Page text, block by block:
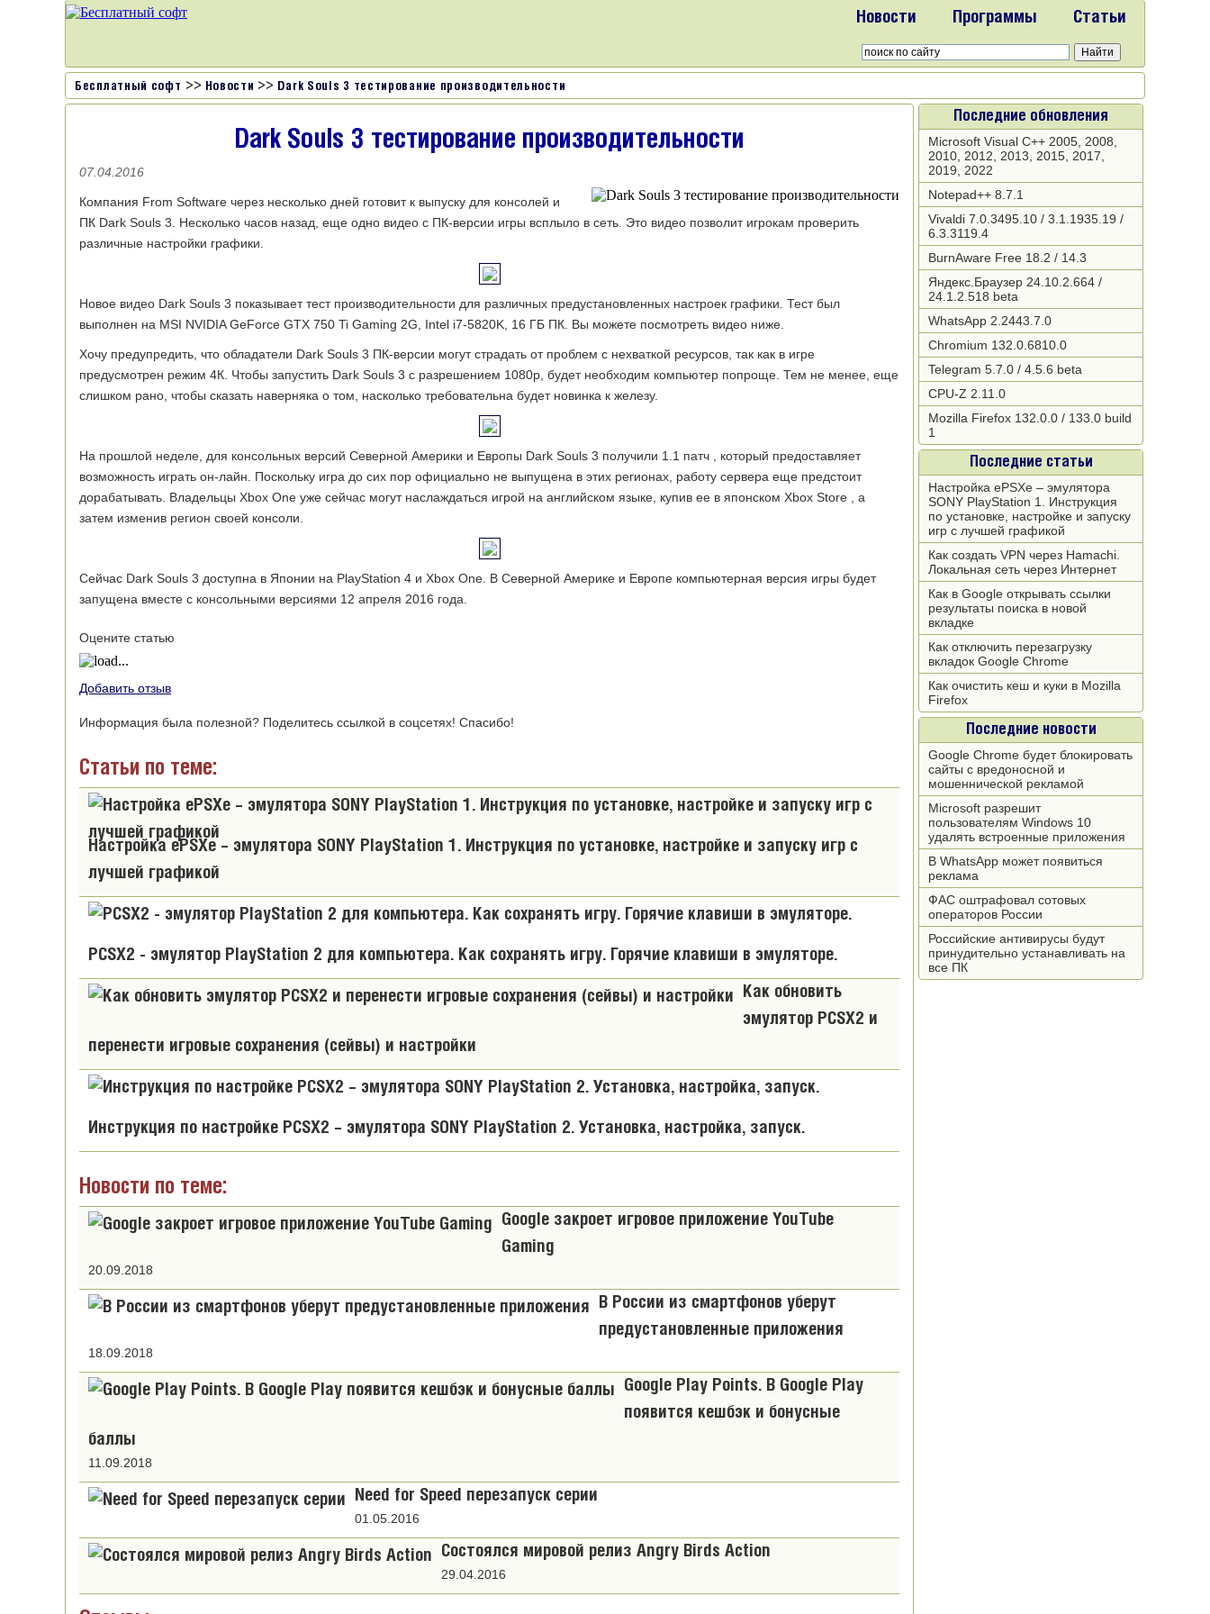
Новости Программы Статьи
Бесплатный софт >> Новости >> Dark Souls 3 тестирование производительности
Dark Souls 3 тестирование производительности
07.04.2016
Компания From Software через несколько дней готовит к выпуску для консолей и
ПК Dark Souls 3. Несколько часов назад, еще одно видео с ПК-версии игры всплыло в сеть. Это видео позволит игрокам проверить
различные настройки графики.
Новое видео Dark Souls 3 показывает тест производительности для различных предустановленных настроек графики. Тест был
выполнен на MSI NVIDIA GeForce GTX 750 Ti Gaming 2G, Intel i7-5820K, 16 ГБ ПК. Вы можете посмотреть видео ниже.
Хочу предупредить, что обладатели Dark Souls 3 ПК-версии могут страдать от проблем с нехваткой ресурсов, так как в игре
предусмотрен режим 4К. Чтобы запустить Dark Souls 3 с разрешением 1080p, будет необходим компьютер попроще. Тем не менее, еще
слишком рано, чтобы сказать наверняка о том, насколько требовательна будет новинка к железу.
На прошлой неделе, для консольных версий Северной Америки и Европы Dark Souls 3 получили 1.1 патч , который предоставляет
возможность играть он-лайн. Поскольку игра до сих пор официально не выпущена в этих регионах, работу сервера еще предстоит
дорабатывать. Владельцы Xbox One уже сейчас могут наслаждаться игрой на английском языке, купив ее в японском Xbox Store , а
затем изменив регион своей консоли.
Сейчас Dark Souls 3 доступна в Японии на PlayStation 4 и Xbox One. В Северной Америке и Европе компьютерная версия игры будет
запущена вместе с консольными версиями 12 апреля 2016 года.
Оцените статью
Добавить отзыв
Информация была полезной? Поделитесь ссылкой в соцсетях! Спасибо!
Статьи по теме:
Настройка ePSXe – эмулятора SONY PlayStation 1. Инструкция по установке, настройке и запуску игр с
лучшей графикой
PCSX2 - эмулятор PlayStation 2 для компьютера. Как сохранять игру. Горячие клавиши в эмуляторе.
Как обновить
эмулятор PCSX2 и
перенести игровые сохранения (сейвы) и настройки
Инструкция по настройке PCSX2 – эмулятора SONY PlayStation 2. Установка, настройка, запуск.
Новости по теме:
Google закроет игровое приложение YouTube
Gaming
20.09.2018
В России из смартфонов уберут
предустановленные приложения
18.09.2018
Google Play Points. В Google Play
появится кешбэк и бонусные
баллы
11.09.2018
Need for Speed перезапуск серии
01.05.2016
Состоялся мировой релиз Angry Birds Action
29.04.2016
Последние обновления
Microsoft Visual C++ 2005, 2008,
2010, 2012, 2013, 2015, 2017,
2019, 2022
Notepad++ 8.7.1
Vivaldi 7.0.3495.10 / 3.1.1935.19 /
6.3.3119.4
BurnAware Free 18.2 / 14.3
Яндекс.Браузер 24.10.2.664 /
24.1.2.518 beta
WhatsApp 2.2443.7.0
Chromium 132.0.6810.0
Telegram 5.7.0 / 4.5.6 beta
CPU-Z 2.11.0
Mozilla Firefox 132.0.0 / 133.0 build
1
Последние статьи
Настройка ePSXe – эмулятора
SONY PlayStation 1. Инструкция
по установке, настройке и запуску
игр с лучшей графикой
Как создать VPN через Hamachi.
Локальная сеть через Интернет
Как в Google открывать ссылки
результаты поиска в новой
вкладке
Как отключить перезагрузку
вкладок Google Chrome
Как очистить кеш и куки в Mozilla
Firefox
Последние новости
Google Chrome будет блокировать
сайты с вредоносной и
мошеннической рекламой
Microsoft разрешит
пользователям Windows 10
удалять встроенные приложения
В WhatsApp может появиться
реклама
ФАС оштрафовал сотовых
операторов России
Российские антивирусы будут
принудительно устанавливать на
все ПК